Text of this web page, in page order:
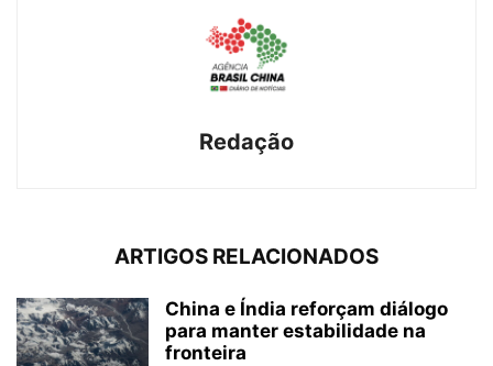
Redação
ARTIGOS RELACIONADOS
China e Índia reforçam diálogo
para manter estabilidade na
fronteira